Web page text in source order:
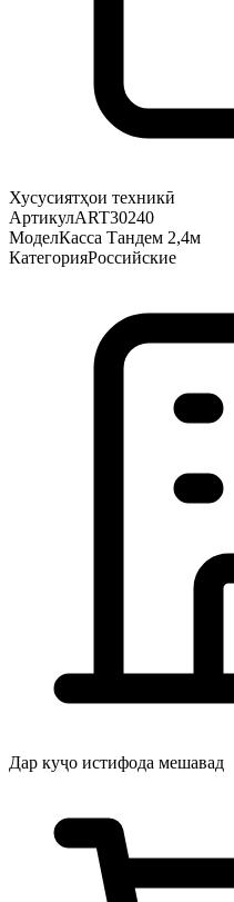
Хусусиятҳои техникӣ
АртикулART30240
МоделКасса Тандем 2,4м
КатегорияРоссийские
Дар куҷо истифода мешавад